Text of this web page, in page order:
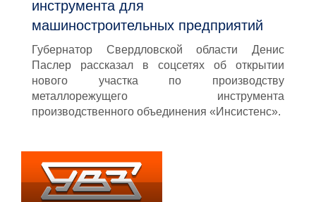
инструмента для
машиностроительных предприятий
Губернатор Свердловской области Денис
Паслер рассказал в соцсетях об открытии
нового участка по производству
металлорежущего инструмента
производственного объединения «Инсистенс».